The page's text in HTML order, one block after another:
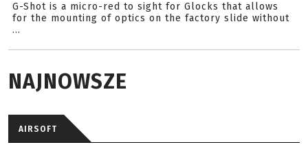
G-Shot is a micro-red to sight for Glocks that allows
for the mounting of optics on the factory slide without
...
NAJNOWSZE
AIRSOFT